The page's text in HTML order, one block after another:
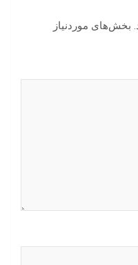
بخش‌های موردنیاز